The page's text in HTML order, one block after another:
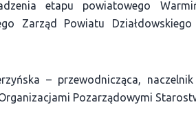
etapu powiatowego
Zarząd Powiatu
– przewodnicząca,
Pozarządowymi